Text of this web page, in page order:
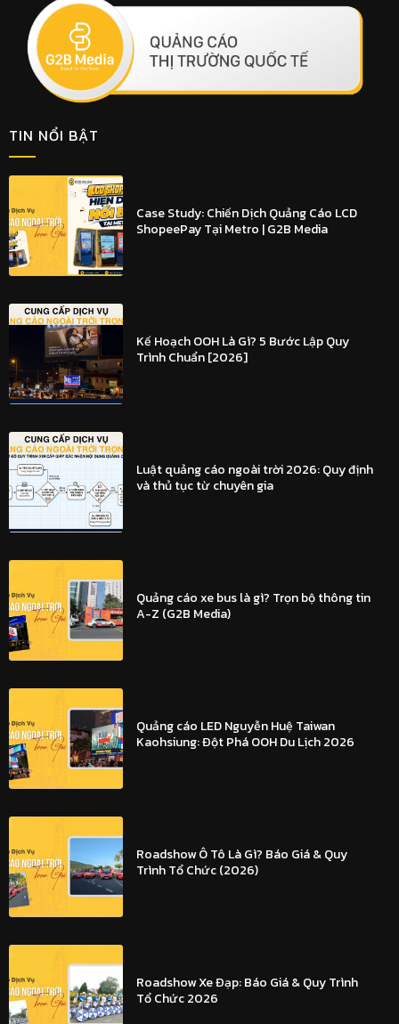
TIN NỔI BẬT
Case Study: Chiến Dịch Quảng Cáo LCD
ShopeePay Tại Metro | G2B Media
Kế Hoạch OOH Là Gì? 5 Bước Lập Quy
Trình Chuẩn [2026]
Luật quảng cáo ngoài trời 2026: Quy định
và thủ tục từ chuyên gia
Quảng cáo xe bus là gì? Trọn bộ thông tin
A-Z (G2B Media)
Quảng cáo LED Nguyễn Huệ Taiwan
Kaohsiung: Đột Phá OOH Du Lịch 2026
Roadshow Ô Tô Là Gì? Báo Giá & Quy
Trình Tổ Chức (2026)
Roadshow Xe Đạp: Báo Giá & Quy Trình
Tổ Chức 2026